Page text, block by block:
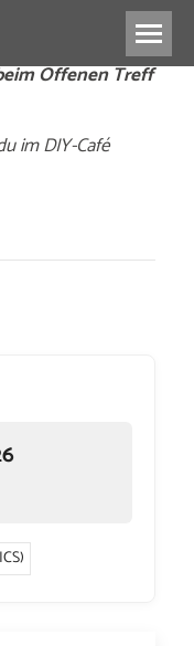
Offenen Treff
im DIY-Café